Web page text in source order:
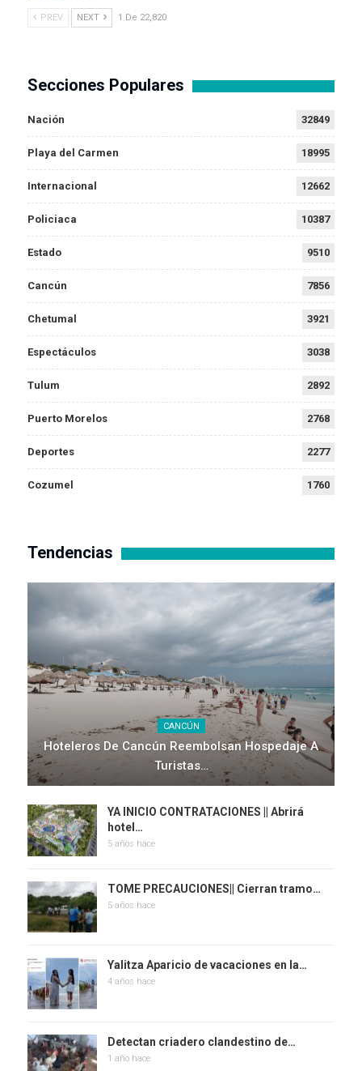
PREV NEXT 1 De 22,820
Secciones Populares
Nación 32849
Playa del Carmen 18995
Internacional 12662
Policiaca 10387
Estado 9510
Cancún 7856
Chetumal 3921
Espectáculos 3038
Tulum 2892
Puerto Morelos 2768
Deportes 2277
Cozumel 1760
Tendencias
CANCÚN
Hoteleros De Cancún Reembolsan Hospedaje A
Turistas…
YA INICIO CONTRATACIONES || Abrirá
hotel…
5 años hace
TOME PRECAUCIONES|| Cierran tramo…
5 años hace
Yalitza Aparicio de vacaciones en la…
4 años hace
Detectan criadero clandestino de…
1 año hace